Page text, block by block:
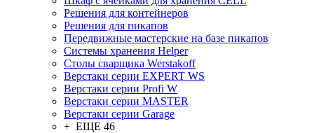
Решения для контейнеров
Решения для пикапов
Передвижные мастерские на базе пикапов
Системы хранения Helper
Столы сварщика Werstakoff
Верстаки серии EXPERT WS
Верстаки серии Profi W
Верстаки серии MASTER
Верстаки серии Garage
+ ЕЩЕ 46